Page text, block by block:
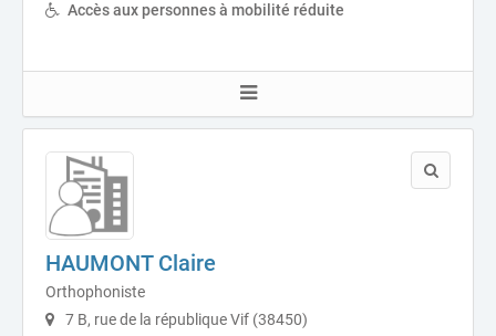
Accès aux personnes à mobilité réduite
HAUMONT Claire
Orthophoniste
7 B, rue de la république Vif (38450)